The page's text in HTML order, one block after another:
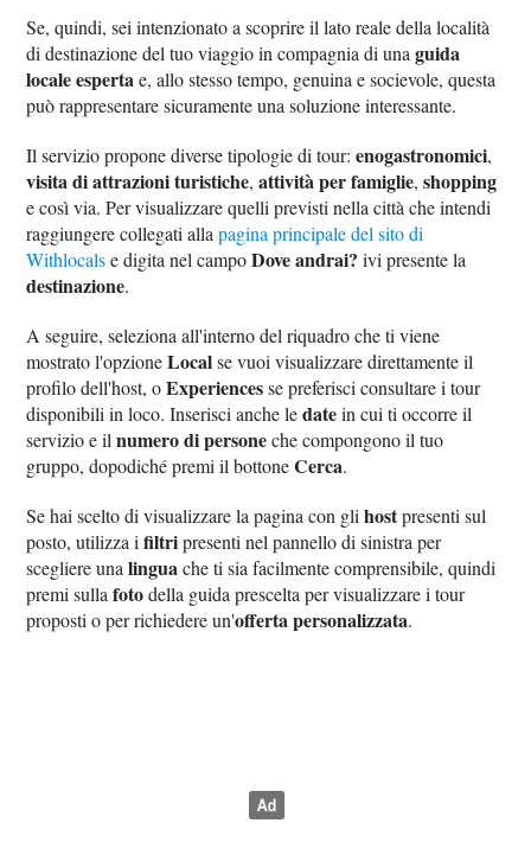
Se, quindi, sei intenzionato a scoprire il lato reale della località
di destinazione del tuo viaggio in compagnia di unaguida
locale esperta e, allo stesso tempo, genuina e socievole, questa
può rappresentare sicuramente una soluzione interessante.
Il servizio propone diverse tipologie di tour:enogastronomici,
visita di attrazioni turistiche,attività per famiglie,shopping
e così via. Per visualizzare quelli previsti nella città che intendi
raggiungere collegati allapagina principale del sito di
Withlocalse digita nel campoDove andrai? ivi presente la
destinazione.
A seguire, seleziona all'interno del riquadro che ti viene
mostrato l'opzioneLocalse vuoi visualizzare direttamente il
profilo dell'host, oExperiencesse preferisci consultare i tour
disponibili in loco. Inserisci anche ledatein cui ti occorre il
servizio e ilnumero di personeche compongono il tuo
gruppo, dopodiché premi il bottoneCerca.
Se hai scelto di visualizzare la pagina con glihostpresenti sul
posto, utilizza ifiltripresenti nel pannello di sinistra per
scegliere unalingua che ti sia facilmente comprensibile, quindi
premi sullafotodella guida prescelta per visualizzare i tour
proposti o per richiedere un'offerta personalizzata.